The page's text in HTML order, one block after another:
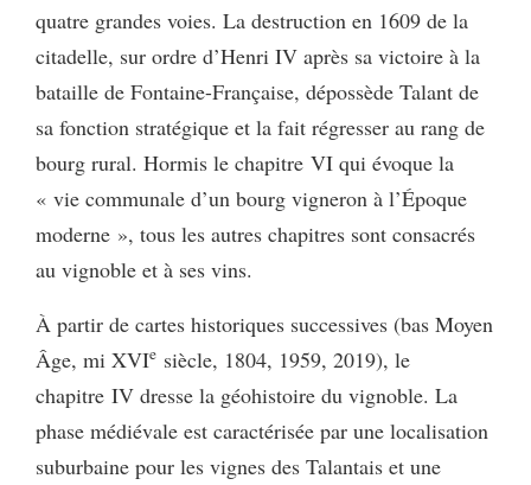
quatre grandes voies. La destruction en 1609 de la
citadelle, sur ordre d’Henri IV après sa victoire à la
bataille de Fontaine-Française, dépossède Talant de
sa fonction stratégique et la fait régresser au rang de
bourg rural. Hormis le chapitre VI qui évoque la
« vie communale d’un bourg vigneron à l’Époque
moderne », tous les autres chapitres sont consacrés
au vignoble et à ses vins.
À partir de cartes historiques successives (bas Moyen
Âge, mi XVIe siècle, 1804, 1959, 2019), le
chapitre IV dresse la géohistoire du vignoble. La
phase médiévale est caractérisée par une localisation
suburbaine pour les vignes des Talantais et une